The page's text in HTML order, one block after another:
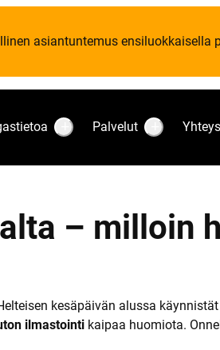
asiantuntemus ensiluokkaisella
S
m
R
t
i
e
Palvelut
S
m
P
a
u
t
– milloin
kesäpäivän alussa
ilmastointi kaipaa huomiota.